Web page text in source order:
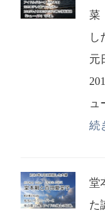
菜
し
元
ュ
続
堂
た